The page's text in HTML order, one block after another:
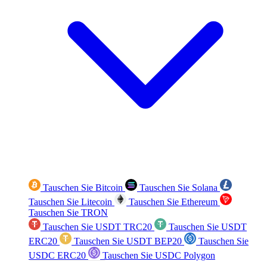
Tauschen Sie Bitcoin
Tauschen Sie Solana
Tauschen Sie Litecoin
Tauschen Sie Ethereum
Tauschen Sie TRON
Tauschen Sie USDT TRC20
Tauschen Sie USDT
ERC20
Tauschen Sie USDT BEP20
Tauschen Sie
USDC ERC20
Tauschen Sie USDC Polygon